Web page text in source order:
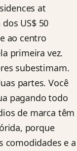
at
US$ 50
ao centro
primeira vez.
subestimam.
partes. Você
pagando todo
de marca têm
porque
comodidades e a